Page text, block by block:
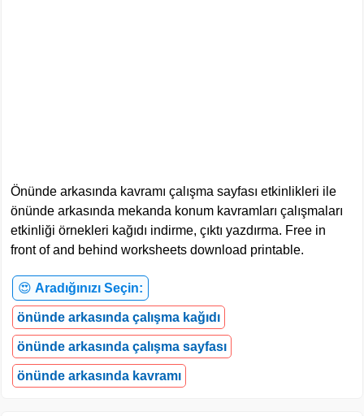
Önünde arkasında kavramı çalışma sayfası etkinlikleri ile
önünde arkasında mekanda konum kavramları çalışmaları
etkinliği örnekleri kağıdı indirme, çıktı yazdırma. Free in
front of and behind worksheets download printable.
😍 Aradığınızı Seçin:
önünde arkasında çalışma kağıdı
önünde arkasında çalışma sayfası
önünde arkasında kavramı